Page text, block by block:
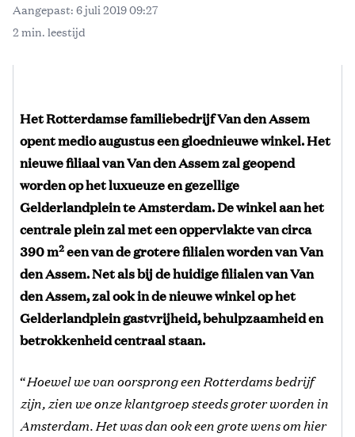
Aangepast: 6 juli 2019 09:27
2 min. leestijd
Het Rotterdamse familiebedrijf Van den Assem
opent medio augustus een gloednieuwe winkel. Het
nieuwe filiaal van Van den Assem zal geopend
worden op het luxueuze en gezellige
Gelderlandplein te Amsterdam. De winkel aan het
centrale plein zal met een oppervlakte van circa
390 m2een van de grotere filialen worden van Van
den Assem. Net als bij de huidige filialen van Van
den Assem, zal ook in de nieuwe winkel op het
Gelderlandplein gastvrijheid, behulpzaamheid en
betrokkenheid centraal staan.
“Hoewel we van oorsprong een Rotterdams bedrijf
zijn, zien we onze klantgroep steeds groter worden in
Amsterdam. Het was dan ook een grote wens om hier